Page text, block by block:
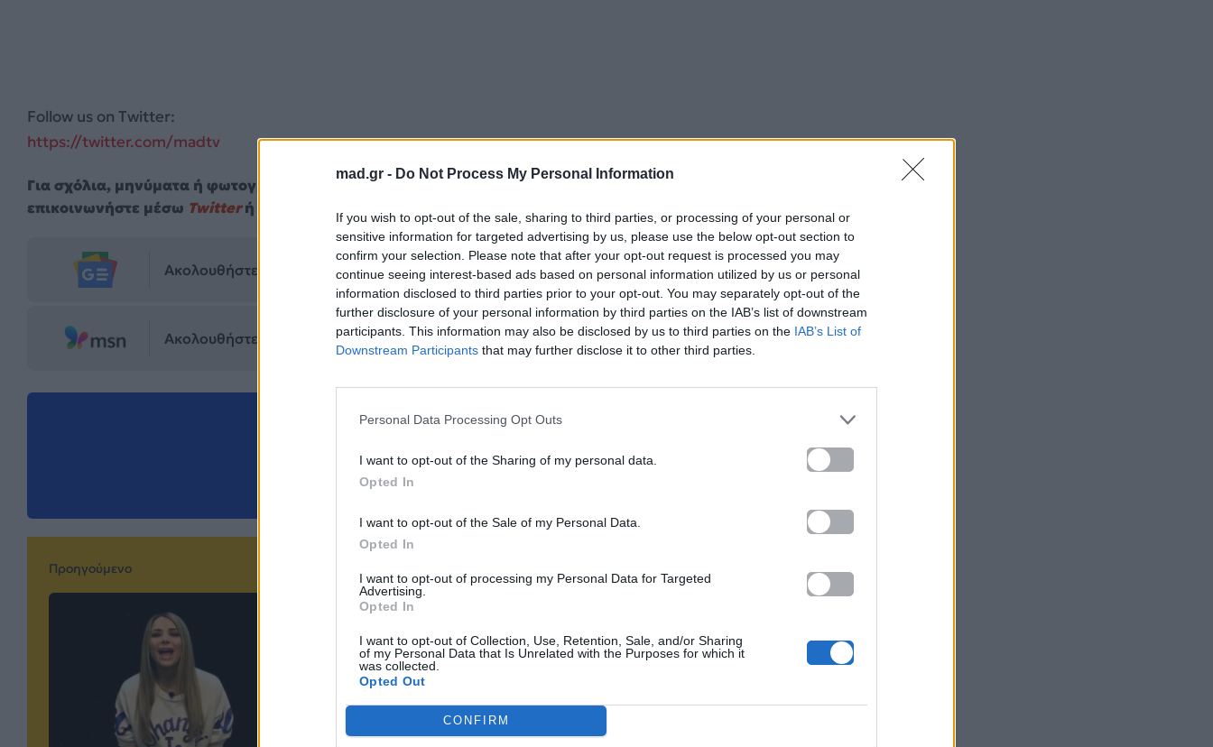
mad.gr - Do Not Process My Personal Information
If you wish to opt-out of the sale, sharing to third parties, or processing of your personal or
sensitive information for targeted advertising by us, please use the below opt-out section to
confirm your selection. Please note that after your opt-out request is processed you may
continue seeing interest-based ads based on personal information utilized by us or personal
information disclosed to third parties prior to your opt-out. You may separately opt-out of the
further disclosure of your personal information by third parties on the IAB’s list of downstream
participants. This information may also be disclosed by us to third parties on the IAB’s List of
Downstream Participants that may further disclose it to other third parties.
Personal Data Processing Opt Outs
I want to opt-out of the Sharing of my personal data.
Opted In
I want to opt-out of the Sale of my Personal Data.
Opted In
I want to opt-out of processing my Personal Data for Targeted
Advertising.
Opted In
I want to opt-out of Collection, Use, Retention, Sale, and/or Sharing
of my Personal Data that Is Unrelated with the Purposes for which it
was collected.
Opted Out
CONFIRM
Follow us on Twitter:
https://twitter.com/madtv
Για σχόλια, μηνύματα ή φωτογραφικό υλικό σχετικά με το , επισκεφτείτε μας στο
επικοινωνήστε μέσω Twitterή ακολουθήστε μας στο
Ακολουθήστε το Mad.gr στο Google News
Ακολουθήστε το Mad.gr στο MSN
Προηγούμενο